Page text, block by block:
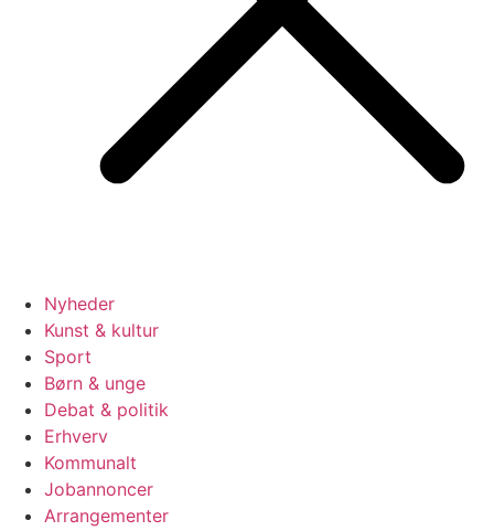
Nyheder
Kunst & kultur
Sport
Børn & unge
Debat & politik
Erhverv
Kommunalt
Jobannoncer
Arrangementer